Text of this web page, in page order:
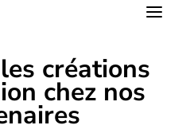
créations
chez nos